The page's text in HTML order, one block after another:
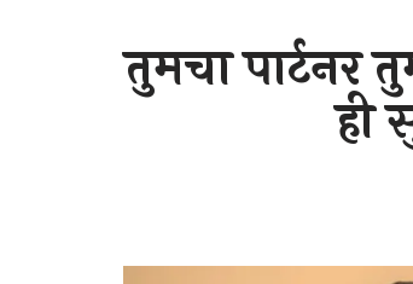
तुमचा पार्टनर
ही